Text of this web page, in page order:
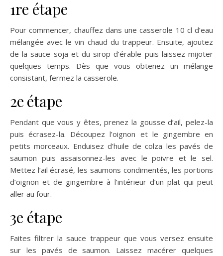
1re étape
Pour commencer, chauffez dans une casserole 10 cl d’eau
mélangée avec le vin chaud du trappeur. Ensuite, ajoutez
de la sauce soja et du sirop d’érable puis laissez mijoter
quelques temps. Dès que vous obtenez un mélange
consistant, fermez la casserole.
2e étape
Pendant que vous y êtes, prenez la gousse d’ail, pelez-la
puis écrasez-la. Découpez l’oignon et le gingembre en
petits morceaux. Enduisez d’huile de colza les pavés de
saumon puis assaisonnez-les avec le poivre et le sel.
Mettez l’ail écrasé, les saumons condimentés, les portions
d’oignon et de gingembre à l’intérieur d’un plat qui peut
aller au four.
3e étape
Faites filtrer la sauce trappeur que vous versez ensuite
sur les pavés de saumon. Laissez macérer quelques